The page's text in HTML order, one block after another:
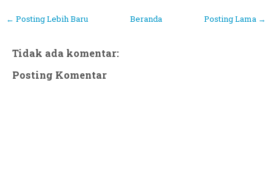
← Posting Lebih Baru Posting Lama →
Beranda
Tidak ada komentar:
Posting Komentar